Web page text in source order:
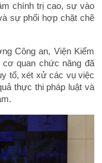
chính trị cao, sự vào
sự phối hợp chặt chẽ
Công an, Viện Kiểm
cơ quan chức năng đã
tố, xét xử các vụ việc
thực thi pháp luật và